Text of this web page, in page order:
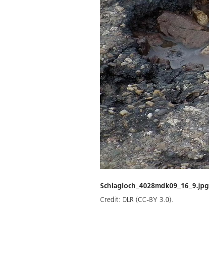
Schlagloch_4028mdk09_16_9.jpg
Credit: DLR (CC-BY 3.0).